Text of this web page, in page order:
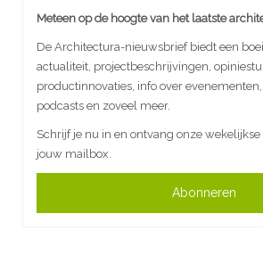
Meteen op de hoogte van het laatste
De Architectura-nieuwsbrief biedt een
actualiteit, projectbeschrijvingen,
productinnovaties, info over
podcasts en zoveel meer.
Schrijf je nu in en ontvang onze
jouw mailbox.
Abonneren